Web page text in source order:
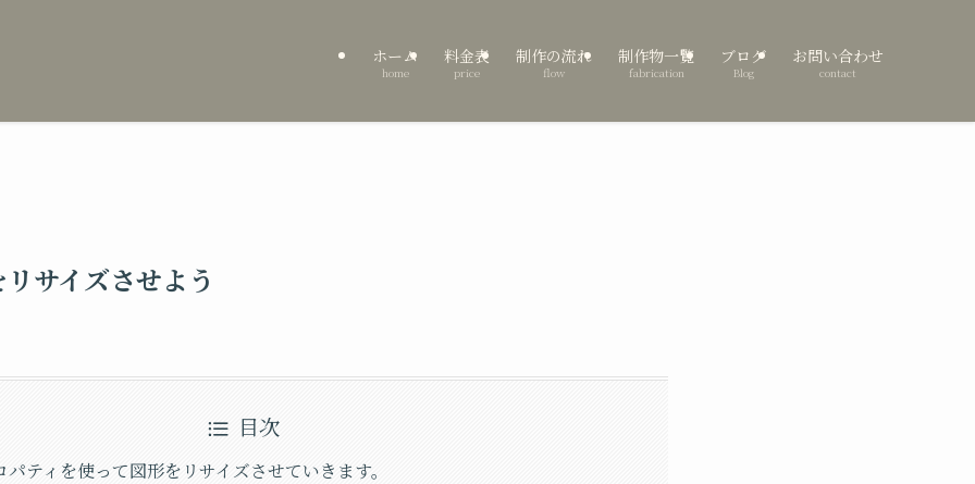
ホーム
home
料金表
price
制作の流れ
flow
制作物一覧
fabrication
ブログ
Blog
お問い合わせ
contact
サイズさせよう
目次
ティを使って図形をリサイズさせていきます。